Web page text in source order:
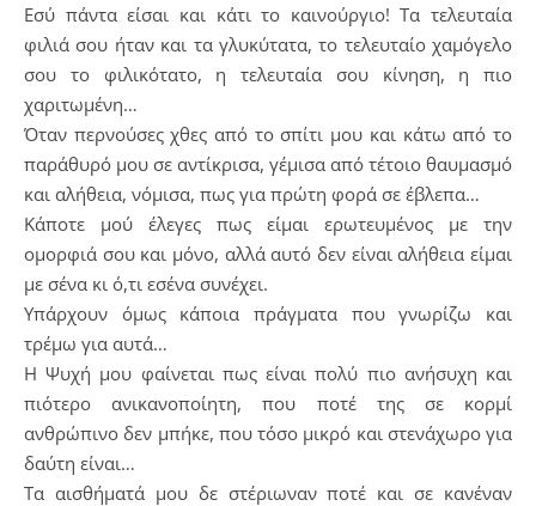
Εσύ πάντα είσαι και κάτι το καινούργιο! Τα τελευταία
φιλιά σου ήταν και τα γλυκύτατα, το τελευταίο χαμόγελο
σου το φιλικότατο, η τελευταία σου κίνηση, η πιο
χαριτωμένη…
Όταν περνούσες χθες από το σπίτι μου και κάτω από το
παράθυρό μου σε αντίκρισα, γέμισα από τέτοιο θαυμασμό
και αλήθεια, νόμισα, πως για πρώτη φορά σε έβλεπα…
Κάποτε μού έλεγες πως είμαι ερωτευμένος με την
ομορφιά σου και μόνο, αλλά αυτό δεν είναι αλήθεια είμαι
με σένα κι ό,τι εσένα συνέχει.
Υπάρχουν όμως κάποια πράγματα που γνωρίζω και
τρέμω για αυτά…
Η Ψυχή μου φαίνεται πως είναι πολύ πιο ανήσυχη και
πιότερο ανικανοποίητη, που ποτέ της σε κορμί
ανθρώπινο δεν μπήκε, που τόσο μικρό και στενάχωρο για
δαύτη είναι…
Τα αισθήματά μου δε στέριωναν ποτέ και σε κανέναν